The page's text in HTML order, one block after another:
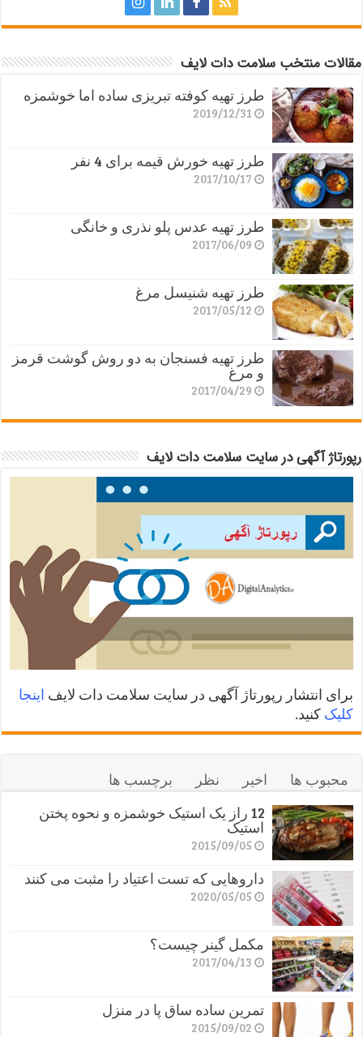
مقالات منتخب سلامت دات لایف
طرز تهیه کوفته تبریزی ساده اما خوشمزه
2019/12/31
طرز تهیه خورش قیمه برای 4 نفر
2017/10/17
طرز تهیه عدس پلو نذری و خانگی
2017/06/09
طرز تهیه شنیسل مرغ
2017/05/12
طرز تهیه فسنجان به دو روش گوشت قرمز
و مرغ
2017/04/29
رپورتاژ آگهی در سایت سلامت دات لایف
برای انتشار رپورتاژ آگهی در سایت سلامت دات لایف اینجا
کلیک کنید.
محبوب ها اخیر نظر
برچسب ها
12 راز یک استیک خوشمزه و نحوه پختن
استیک
2015/09/05
داروهایی که تست اعتیاد را مثبت می کنند
2020/05/05
مکمل گینر چیست؟
2017/04/13
تمرین ساده ساق پا در منزل
2015/09/02